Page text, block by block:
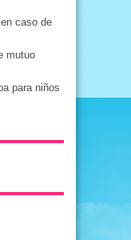
caso de
mutuo
para niños